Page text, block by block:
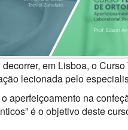
em Lisboa, o
lecionada pelo
aperfeiçoamento na
é o objetivo deste